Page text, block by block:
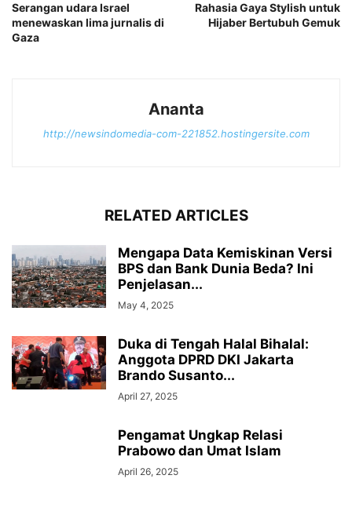
Serangan udara Israel
menewaskan lima jurnalis di
Gaza
Rahasia Gaya Stylish untuk
Hijaber Bertubuh Gemuk
Ananta
http://newsindomedia-com-221852.hostingersite.com
RELATED ARTICLES
Mengapa Data Kemiskinan Versi
BPS dan Bank Dunia Beda? Ini
Penjelasan...
May 4, 2025
Duka di Tengah Halal Bihalal:
Anggota DPRD DKI Jakarta
Brando Susanto...
April 27, 2025
Pengamat Ungkap Relasi
Prabowo dan Umat Islam
April 26, 2025